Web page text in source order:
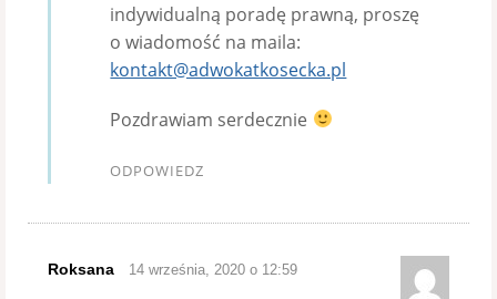
indywidualną poradę prawną, proszę
o wiadomość na maila:
kontakt@adwokatkosecka.pl
Pozdrawiam serdecznie
ODPOWIEDZ
Roksana 14 września, 2020 o 12:59